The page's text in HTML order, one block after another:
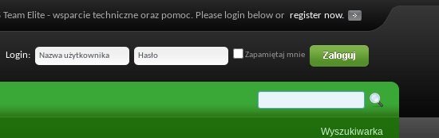
Team Elite - wsparcie techniczne oraz pomoc. Please login below or register now.
Login: Zapamiętaj mnie
Wyszukiwarka